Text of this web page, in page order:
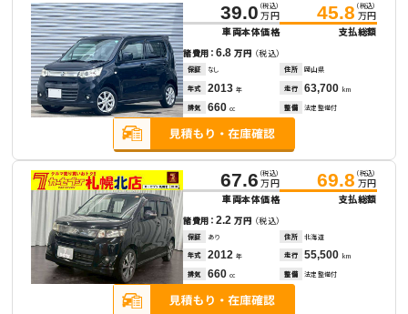
39.0 （税込）
万円
車両本体価格
45.8 （税込）
万円
支払総額
諸費用：6.8万円 （税込）
保証 なし 住所 岡山県
年式 2013 年 走行 63,700 km
排気 660 cc 整備 法定整備付
67.6 （税込）
万円
車両本体価格
69.8 （税込）
万円
支払総額
諸費用：2.2万円 （税込）
保証 あり 住所 北海道
年式 2012 年 走行 55,500 km
排気 660 cc 整備 法定整備付